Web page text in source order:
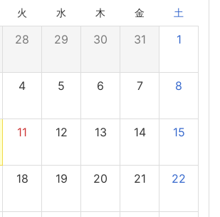
火 水 木 金 土
28 29 30 31 1
4 5 6 7 8
11 12 13 14 15
18 19 20 21 22